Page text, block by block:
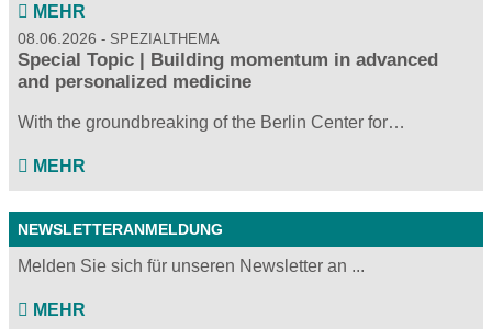
MEHR
08.06.2026 SPEZIALTHEMA
Special Topic | Building momentum in advanced
and personalized medicine
With the groundbreaking of the Berlin Center for…
MEHR
NEWSLETTERANMELDUNG
Melden Sie sich für unseren Newsletter an ...
MEHR